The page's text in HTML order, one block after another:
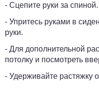
- Сцепите руки за спиной.
- Упритесь руками в
руки.
- Для дополнительной
потолку и посмотреть
- Удерживайте растяжку